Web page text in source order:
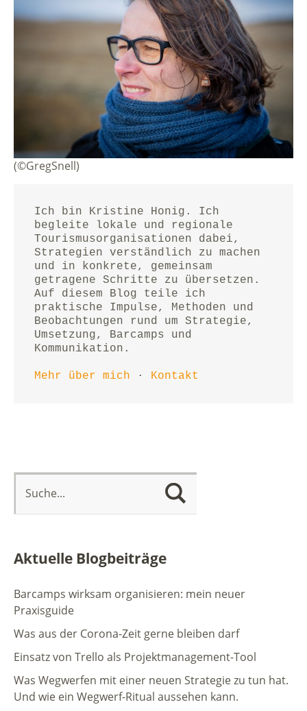
(©GregSnell)
Ich bin Kristine Honig. Ich
begleite lokale und regionale
Tourismusorganisationen dabei,
Strategien verständlich zu machen
und in konkrete, gemeinsam
getragene Schritte zu übersetzen.
Auf diesem Blog teile ich
praktische Impulse, Methoden und
Beobachtungen rund um Strategie,
Umsetzung, Barcamps und
Kommunikation.
Mehr über mich · Kontakt
Aktuelle Blogbeiträge
Barcamps wirksam organisieren: mein neuer
Praxisguide
Was aus der Corona-Zeit gerne bleiben darf
Einsatz von Trello als Projektmanagement-Tool
Was Wegwerfen mit einer neuen Strategie zu tun hat.
Und wie ein Wegwerf-Ritual aussehen kann.